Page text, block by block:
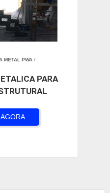
METAL PWA /
PARA